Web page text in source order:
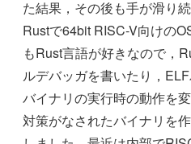
た結果，その後も手が滑り
Rustで64bit RISC-V向けの
もRust言語が好きなので，
ルデバッガを書いたり，
バイナリの実行時の動作を
対策がなされたバイナリを